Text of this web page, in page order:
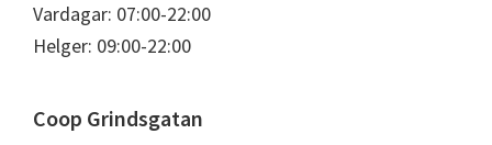
Vardagar: 07:00-22:00
Helger: 09:00-22:00
Coop Grindsgatan